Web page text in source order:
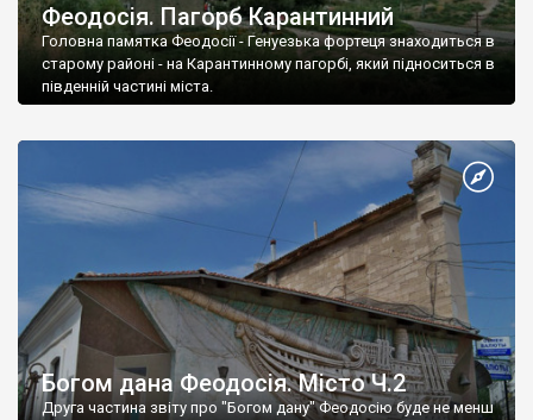
Феодосія. Пагорб Карантинний
Головна памятка Феодосії - Генуезька фортеця знаходиться в
старому районі - на Карантинному пагорбі, який підноситься в
південній частині міста.
Богом дана Феодосія. Місто Ч.2
Друга частина звіту про "Богом дану" Феодосію буде не менш